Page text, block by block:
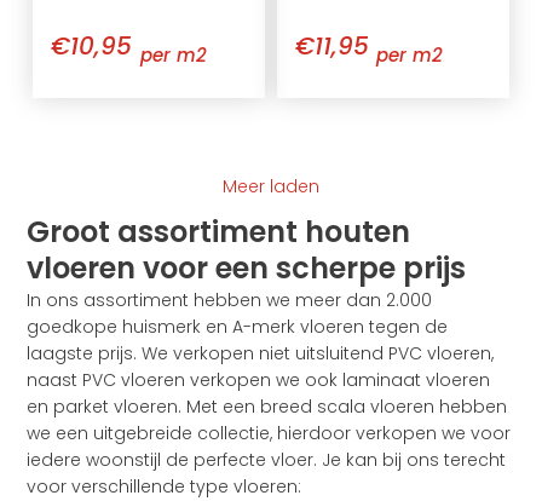
€10,95 per m2 €11,95 per m2
Meer laden
Groot assortiment houten
vloeren voor een scherpe prijs
In ons assortiment hebben we meer dan 2.000
goedkope huismerk en A-merk vloeren tegen de
laagste prijs. We verkopen niet uitsluitend PVC vloeren,
naast PVC vloeren verkopen we ook laminaat vloeren
en parket vloeren. Met een breed scala vloeren hebben
we een uitgebreide collectie, hierdoor verkopen we voor
iedere woonstijl de perfecte vloer. Je kan bij ons terecht
voor verschillende type vloeren: